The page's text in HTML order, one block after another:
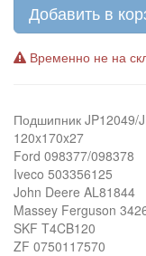
Добавить в
Временно не на
Подшипник JP12049/
120x170x27
Ford 098377/098378
Iveco 503356125
John Deere AL81844
Massey Ferguson
SKF T4CB120
ZF 0750117570